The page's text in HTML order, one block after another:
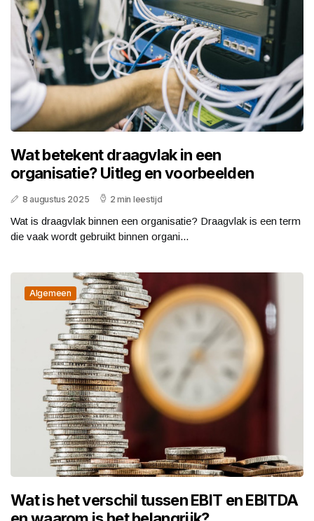
Wat betekent draagvlak in een
organisatie? Uitleg en voorbeelden
8 augustus 2025 2 min leestijd
Wat is draagvlak binnen een organisatie? Draagvlak is een term
die vaak wordt gebruikt binnen organi...
Algemeen
Wat is het verschil tussen EBIT en EBITDA